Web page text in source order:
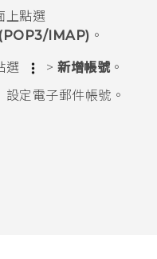
上點選
IMAP) 。
選 > 新增帳號。
定電子郵件帳號。